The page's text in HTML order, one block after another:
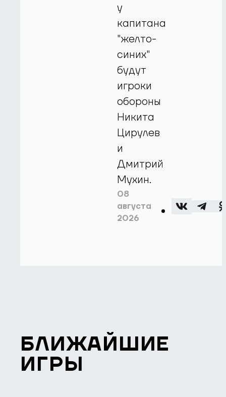
у
капитана
"желто-
синих"
будут
игроки
обороны
Никита
Цирулев
и
Дмитрий
Мухин.
08
августа
2026
БЛИЖАЙШИЕ
ИГРЫ